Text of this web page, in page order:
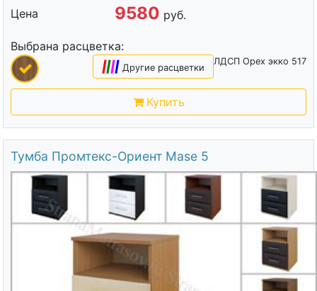
Цена 9580 руб.
Выбрана расцветка:
ЛДСП Орех экко 517
|||| Другие расцветки
Купить
Тумба Промтекс-Ориент Mase 5